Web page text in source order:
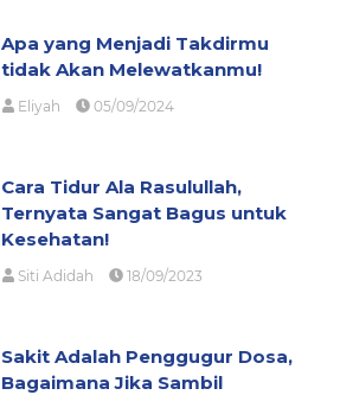
Apa yang Menjadi Takdirmu
tidak Akan Melewatkanmu!
Eliyah 05/09/2024
Cara Tidur Ala Rasulullah,
Ternyata Sangat Bagus untuk
Kesehatan!
Siti Adidah 18/09/2023
Sakit Adalah Penggugur Dosa,
Bagaimana Jika Sambil